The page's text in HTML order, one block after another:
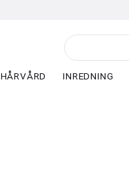
HÅRVÅRD INREDNING